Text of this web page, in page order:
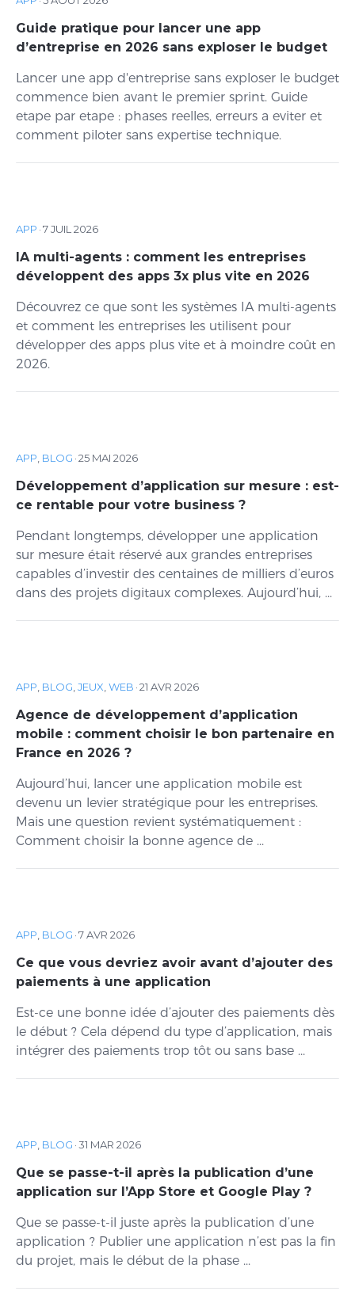
Guide pratique pour lancer une app
d’entreprise en 2026 sans exploser le budget
Lancer une app d'entreprise sans exploser le budget
commence bien avant le premier sprint. Guide
etape par etape : phases reelles, erreurs a eviter et
comment piloter sans expertise technique.
APP ·7 JUIL 2026
IA multi-agents : comment les entreprises
développent des apps 3x plus vite en 2026
Découvrez ce que sont les systèmes IA multi-agents
et comment les entreprises les utilisent pour
développer des apps plus vite et à moindre coût en
2026.
APP BLOG ·25 MAI 2026
Développement d’application sur mesure : est-
ce rentable pour votre business ?
Pendant longtemps, développer une application
sur mesure était réservé aux grandes entreprises
capables d’investir des centaines de milliers d’euros
dans des projets digitaux complexes. Aujourd’hui, ...
APP BLOG JEUX WEB ·21 AVR 2026
Agence de développement d’application
mobile : comment choisir le bon partenaire en
France en 2026 ?
Aujourd’hui, lancer une application mobile est
devenu un levier stratégique pour les entreprises.
Mais une question revient systématiquement :
Comment choisir la bonne agence de ...
APP BLOG ·7 AVR 2026
Ce que vous devriez avoir avant d’ajouter des
paiements à une application
Est-ce une bonne idée d’ajouter des paiements dès
le début ? Cela dépend du type d’application, mais
intégrer des paiements trop tôt ou sans base ...
APP BLOG ·31 MAR 2026
Que se passe-t-il après la publication d’une
application sur l’App Store et Google Play ?
Que se passe-t-il juste après la publication d’une
application ? Publier une application n’est pas la fin
du projet, mais le début de la phase ...